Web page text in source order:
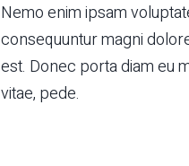
Nemo enim ipsam
consequuntur magni
est. Donec porta diam eu
vitae, pede.